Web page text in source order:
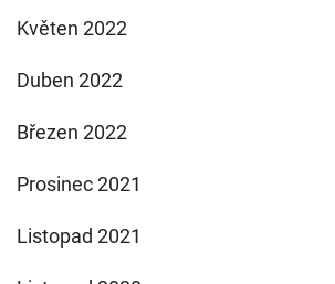
Květen 2022
Duben 2022
Březen 2022
Prosinec 2021
Listopad 2021